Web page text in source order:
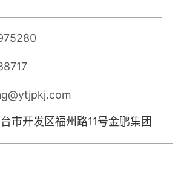
市开发区福州路11号金鹏集团
 案例中心
 矿山设计院
 选矿实验室